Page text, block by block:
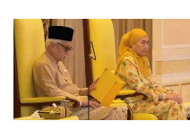
i
t
i
d
a
n
d
i
a
d
h